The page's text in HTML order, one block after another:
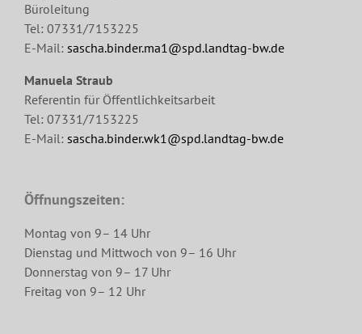
Büroleitung
Tel: 07331/7153225
E-Mail: sascha.binder.ma1@spd.landtag-bw.de
Manuela Straub
Referentin für Öffentlichkeitsarbeit
Tel: 07331/7153225
E-Mail: sascha.binder.wk1@spd.landtag-bw.de
Öffnungszeiten:
Montag von 9– 14 Uhr
Dienstag und Mittwoch von 9– 16 Uhr
Donnerstag von 9– 17 Uhr
Freitag von 9– 12 Uhr